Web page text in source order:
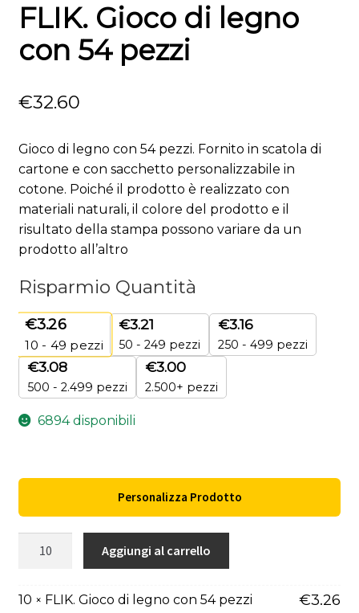
FLIK. Gioco di legno
con 54 pezzi
€32.60
Gioco di legno con 54 pezzi. Fornito in scatola di
cartone e con sacchetto personalizzabile in
cotone. Poiché il prodotto è realizzato con
materiali naturali, il colore del prodotto e il
risultato della stampa possono variare da un
prodotto all’altro
Risparmio Quantità
€3.26
10 - 49 pezzi
€3.21
50 - 249 pezzi
€3.16
250 - 499 pezzi
€3.08
500 - 2.499 pezzi
€3.00
2.500+ pezzi
6894 disponibili
Personalizza Prodotto
legno
Aggiungi al carrello
10 × FLIK. Gioco di legno con 54 pezzi €3.26